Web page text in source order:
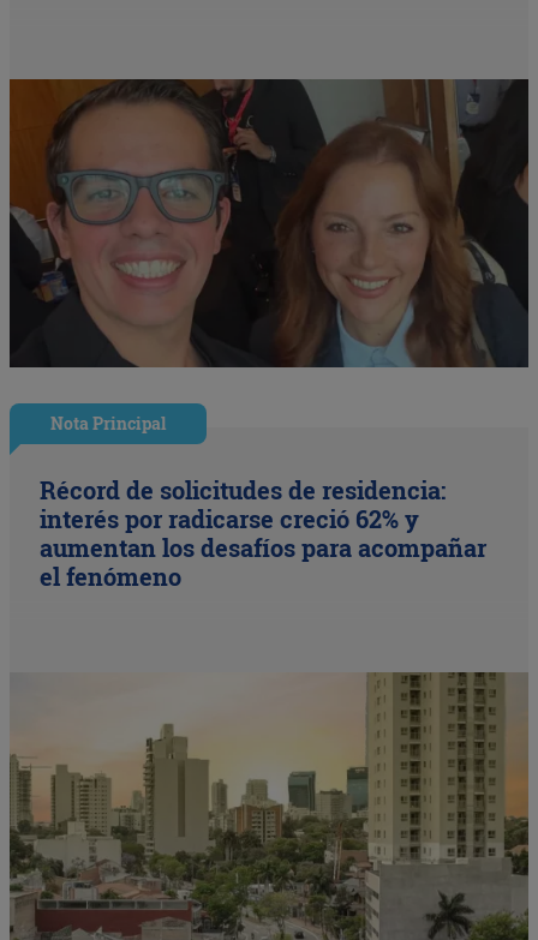
Nota Principal
Récord de solicitudes de residencia:
interés por radicarse creció 62% y
aumentan los desafíos para acompañar
el fenómeno